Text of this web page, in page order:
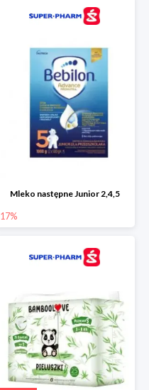
Mleko następne Junior 2,4,5
17%